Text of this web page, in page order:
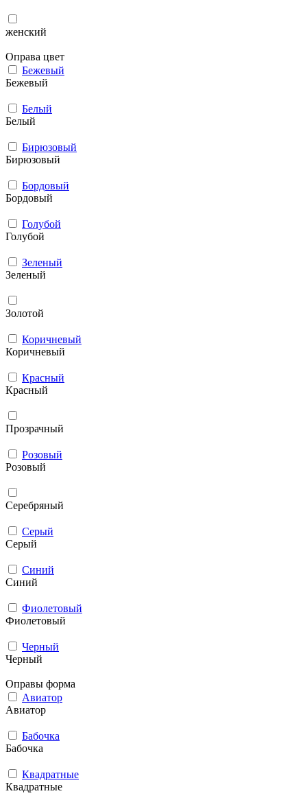
женский
Оправа цвет
Бежевый
Бежевый
Белый
Белый
Бирюзовый
Бирюзовый
Бордовый
Бордовый
Голубой
Голубой
Зеленый
Зеленый
Золотой
Коричневый
Коричневый
Красный
Красный
Прозрачный
Розовый
Розовый
Серебряный
Серый
Серый
Синий
Синий
Фиолетовый
Фиолетовый
Черный
Черный
Оправы форма
Авиатор
Авиатор
Бабочка
Бабочка
Квадратные
Квадратные